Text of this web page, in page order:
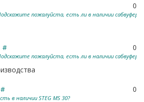
0
пожалуйста, есть ли в наличии сабвуфер
0
#
пожалуйста, есть ли в наличии сабвуфер
0
#
в наличии STEG MS 30?